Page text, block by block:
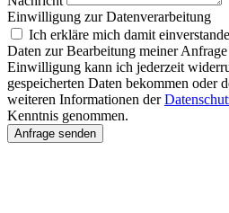
Einwilligung zur Datenverarbeitung
Ich erkläre mich damit
Daten zur Bearbeitung meiner
Einwilligung kann ich jederzeit
gespeicherten Daten bekommen oder
weiteren Informationen der
Kenntnis genommen.
Anfrage senden